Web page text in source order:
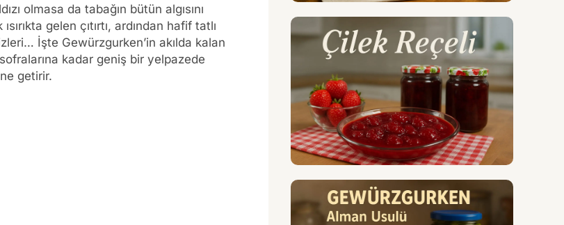
olmasa da tabağın bütün algısını
gelen çıtırtı, ardından hafif tatlı
İşte Gewürzgurken’in akılda kalan
kadar geniş bir yelpazede
getirir.